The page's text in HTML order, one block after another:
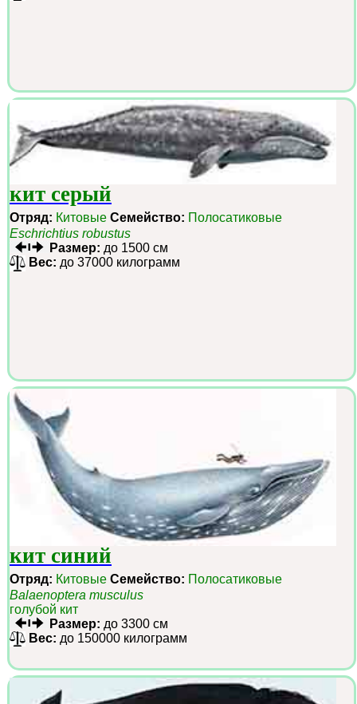
кит серый
Отряд: Китовые Семейство: Полосатиковые
Eschrichtius robustus
Размер: до 1500 см
Вес: до 37000 килограмм
кит синий
Отряд: Китовые Семейство: Полосатиковые
Balaenoptera musculus
голубой кит
Размер: до 3300 см
Вес: до 150000 килограмм